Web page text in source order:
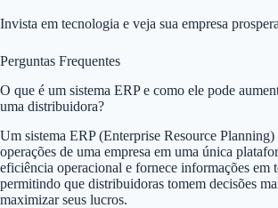
Invista em tecnologia e veja sua empresa
Perguntas Frequentes
O que é um sistema ERP e como ele pode
uma distribuidora?
Um sistema ERP (Enterprise Resource Planning)
operações de uma empresa em uma única
eficiência operacional e fornece informações em
permitindo que distribuidoras tomem decisões
maximizar seus lucros.